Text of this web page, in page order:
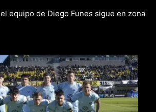
equipo de Diego Funes sigue en zona